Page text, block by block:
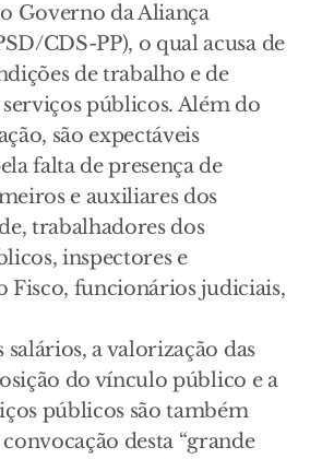
Governo da Aliança
CDS-PP), o qual acusa de
de trabalho e de
públicos. Além do
são expectáveis
falta de presença de
e auxiliares dos
trabalhadores dos
inspectores e
Fisco, funcionários judiciais,
a valorização das
do vínculo público e a
públicos são também
desta “grande